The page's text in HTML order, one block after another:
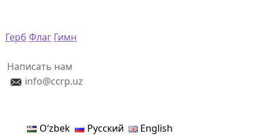
Герб Флаг Гимн
Написать нам
info@ccrp.uz
Oʻzbek Русский English